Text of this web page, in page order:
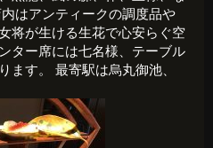
はアンティークの調度品や
将が生ける生花で心安らぐ空
ター席には七名様、テーブル
ます。 最寄駅は烏丸御池、